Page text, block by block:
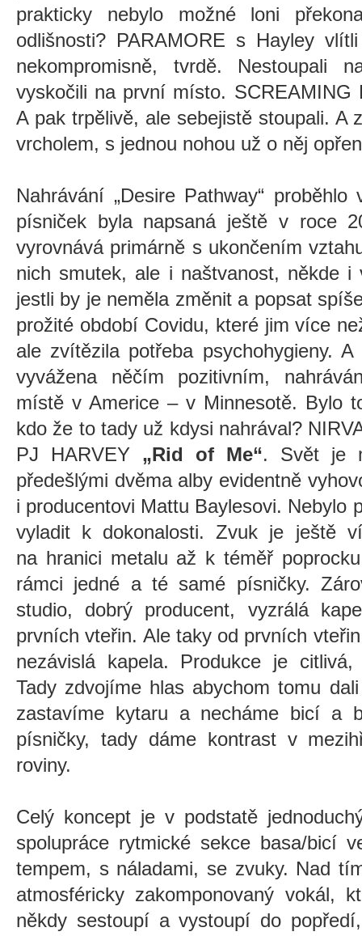
prakticky nebylo možné loni
odlišnosti? PARAMORE s Hayley
nekompromisně, tvrdě. Nestoupali
vyskočili na první místo. SCREAMING
A pak trpělivě, ale sebejistě stoupali. A
vrcholem, s jednou nohou už o něj
Nahrávání „Desire Pathway“
písniček byla napsaná ještě v roce
vyrovnává primárně s ukončením
nich smutek, ale i naštvanost, někde i
jestli by je neměla změnit a popsat
prožité období Covidu, které jim více
ale zvítězila potřeba psychohygieny.
vyvážena něčím pozitivním,
místě v Americe – v Minnesotě. Bylo
kdo že to tady už kdysi nahrával?
PJ HARVEY „Rid of Me“. Svět je
předešlými dvěma alby evidentně
i producentovi Mattu Baylesovi. Nebylo
vyladit k dokonalosti. Zvuk je ještě
na hranici metalu až k téměř
rámci jedné a té samé písničky.
studio, dobrý producent, vyzrálá
prvních vteřin. Ale taky od prvních
nezávislá kapela. Produkce je
Tady zdvojíme hlas abychom tomu
zastavíme kytaru a necháme bicí a
písničky, tady dáme kontrast v
roviny.
Celý koncept je v podstatě
spolupráce rytmické sekce basa/bicí
tempem, s náladami, se zvuky. Nad
atmosféricky zakomponovaný vokál,
někdy sestoupí a vystoupí do